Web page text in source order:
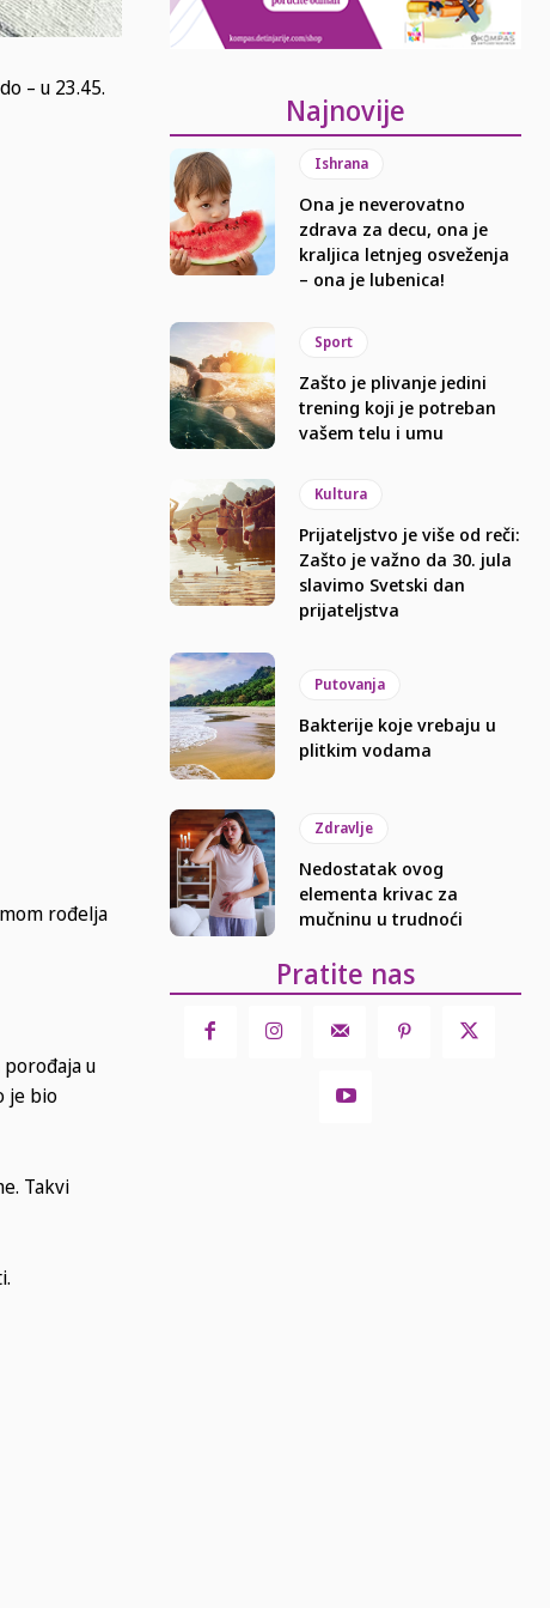
– u 23.45.
rođelja
u
je bio
Takvi
Najnovije
Ishrana
Ona je neverovatno
zdrava za decu, ona je
kraljica letnjeg osveženja
– ona je lubenica!
Sport
Zašto je plivanje jedini
trening koji je potreban
vašem telu i umu
Kultura
Prijateljstvo je više od reči:
Zašto je važno da 30. jula
slavimo Svetski dan
prijateljstva
Putovanja
Bakterije koje vrebaju u
plitkim vodama
Zdravlje
Nedostatak ovog
elementa krivac za
mučninu u trudnoći
Pratite nas